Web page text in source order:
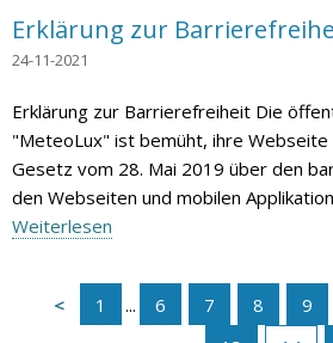
Erklärung zur
24-11-2021
Erklärung zur Barrierefreiheit Die
"MeteoLux" ist bemüht, ihre Webseite
Gesetz vom 28. Mai 2019 über den
den Webseiten und mobilen
Weiterlesen
1 ... 6 7 8 9